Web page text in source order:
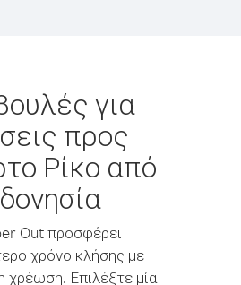
για
προς
Ρίκο από
Out προσφέρει
χρόνο κλήσης με
χρέωση. Επιλέξτε μία